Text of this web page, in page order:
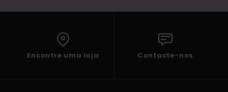
Encontre uma loja Contacte-nos